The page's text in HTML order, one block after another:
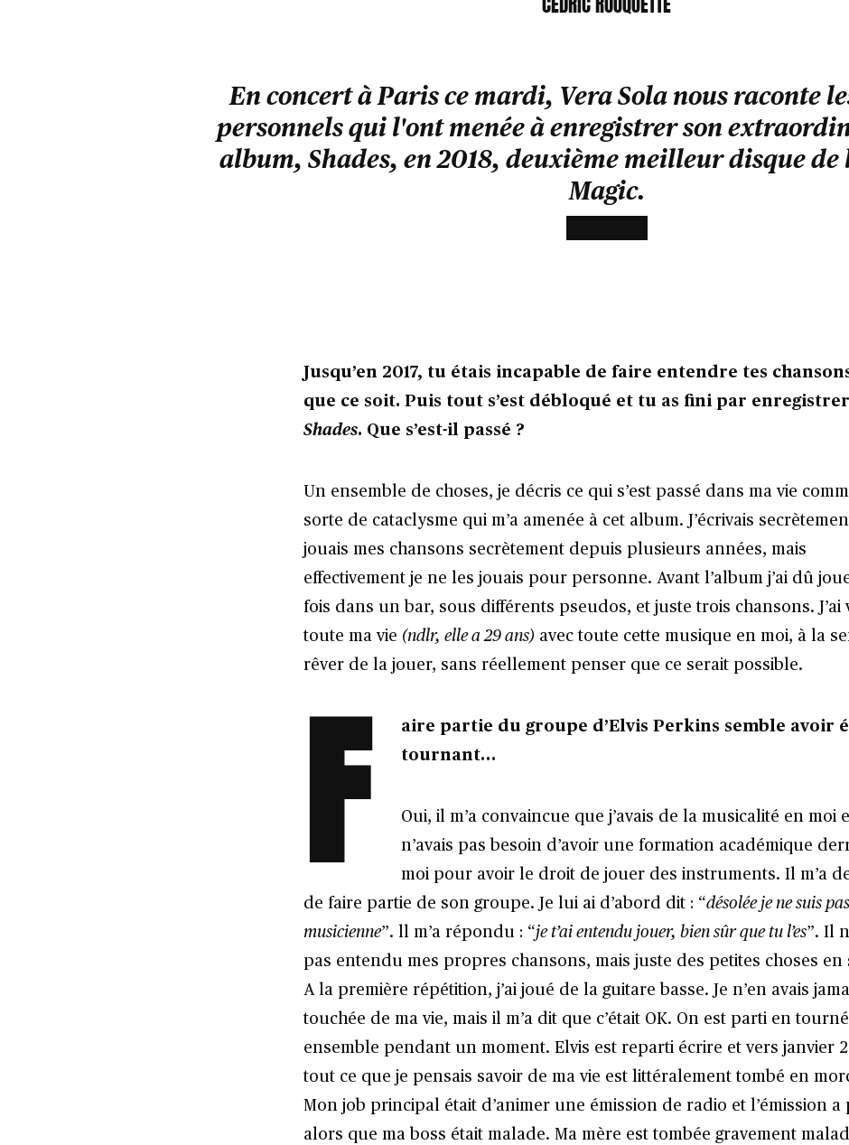
En concert à Paris ce mardi, Vera Sola nous raconte
personnels qui l'ont menée à enregistrer son
album, Shades, en 2018, deuxième meilleur disque de
Magic.
Jusqu’en 2017, tu étais incapable de faire entendre tes
que ce soit. Puis tout s’est débloqué et tu as fini par enregistrer
Shades. Que s’est-il passé ?
Un ensemble de choses, je décris ce qui s’est passé dans ma vie
sorte de cataclysme qui m’a amenée à cet album. J’écrivais
jouais mes chansons secrètement depuis plusieurs années, mais
effectivement je ne les jouais pour personne. Avant l’album j’ai dû
fois dans un bar, sous différents pseudos, et juste trois chansons. J’ai
toute ma vie (ndlr, elle a 29 ans)avec toute cette musique en moi, à la
rêver de la jouer, sans réellement penser que ce serait possible.
F
aire partie du groupe d’Elvis Perkins semble avoir
tournant…
Oui, il m’a convaincue que j’avais de la musicalité en moi
n’avais pas besoin d’avoir une formation académique
moi pour avoir le droit de jouer des instruments. Il m’a
de faire partie de son groupe. Je lui ai d’abord dit : “désolée je ne suis pas
musicienne”. ll m’a répondu : “je t’ai entendu jouer, bien sûr que tu l’es”. Il
pas entendu mes propres chansons, mais juste des petites choses en
A la première répétition, j’ai joué de la guitare basse. Je n’en avais
touchée de ma vie, mais il m’a dit que c’était OK. On est parti en
ensemble pendant un moment. Elvis est reparti écrire et vers janvier
tout ce que je pensais savoir de ma vie est littéralement tombé en
Mon job principal était d’animer une émission de radio et l’émission a
alors que ma boss était malade. Ma mère est tombée gravement